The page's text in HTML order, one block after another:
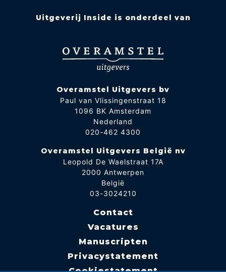
Uitgeverij Inside is onderdeel van
Overamstel Uitgevers bv
Paul van Vlissingenstraat 18
1096 BK Amsterdam
Nederland
020-462 4300
Overamstel Uitgevers België nv
Leopold De Waelstraat 17A
2000 Antwerpen
België
03-3024210
Contact
Vacatures
Manuscripten
Privacystatement